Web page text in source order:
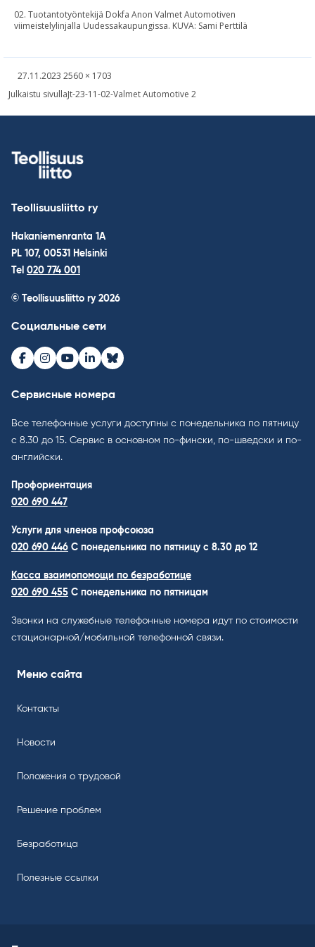
02. Tuotantotyöntekijä Dokfa Anon Valmet Automotiven
viimeistelylinjalla Uudessakaupungissa. KUVA: Sami Perttilä
Kirjoitettu
27.11.2023 Täysikokoinen
2560 × 1703
Навигация
Julkaistu sivullaJt-23-11-02-Valmet Automotive 2
Teollisuusliitto ry
Hakaniemenranta 1A
PL 107, 00531 Helsinki
Tel 020 774 001
© Teollisuusliitto ry 2026
Социальные сети
Facebook
Instagram
Youtube
LinkedInBluesky
Сервисные номера
Все телефонные услуги доступны с понедельника по пятницу
с 8.30 до 15. Cервис в основном по-фински, по-шведски и по-
английски.
Профориентация
020 690 447
Услуги для членов профсоюза
020 690 446 C понедельника по пятницу с 8.30 до 12
Касса взаимопомощи по безработице
020 690 455 С понедельника по пятницам
Звонки на служебные телефонные номера идут по стоимости
стационарной/мобильной телефонной связи.
Меню сайта
Контакты
Новости
Положения о трудовой
Решение проблем
Безработица
Полезные ссылки